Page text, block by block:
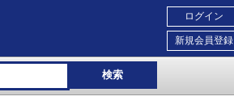
ログイン
新規会員登録
検索